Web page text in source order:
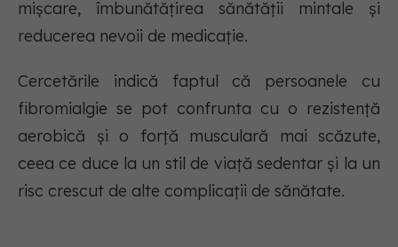
mișcare, îmbunătățirea sănătății mintale și
reducerea nevoii de medicație.
Cercetările indică faptul că persoanele cu
fibromialgie se pot confrunta cu o rezistență
aerobică și o forță musculară mai scăzute,
ceea ce duce la un stil de viață sedentar și la un
risc crescut de alte complicații de sănătate.